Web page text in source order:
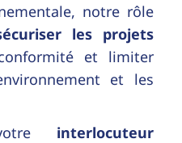
notre rôle
les projets
et limiter
et les
interlocuteur